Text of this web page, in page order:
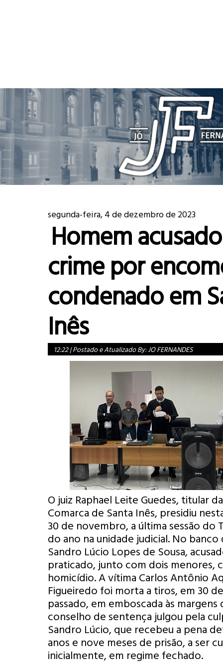
segunda-feira, 4 de dezembro de 2023
Homem
crime por
condenado em
Inês
12:22|Postado e Atualizado By:JO FERNANDES
O juiz Raphael Leite Guedes, titular
Comarca de Santa Inês, presidiu
30 de novembro, a última sessão do
do ano na unidade judicial. No banco
Sandro Lúcio Lopes de Sousa,
praticado, junto com dois menores,
homicídio. A vítima Carlos Antônio
Figueiredo foi morta a tiros, em 30
passado, em emboscada às margens
conselho de sentença julgou pela
Sandro Lúcio, que recebeu a pena
anos e nove meses de prisão, a ser
inicialmente, em regime fechado.